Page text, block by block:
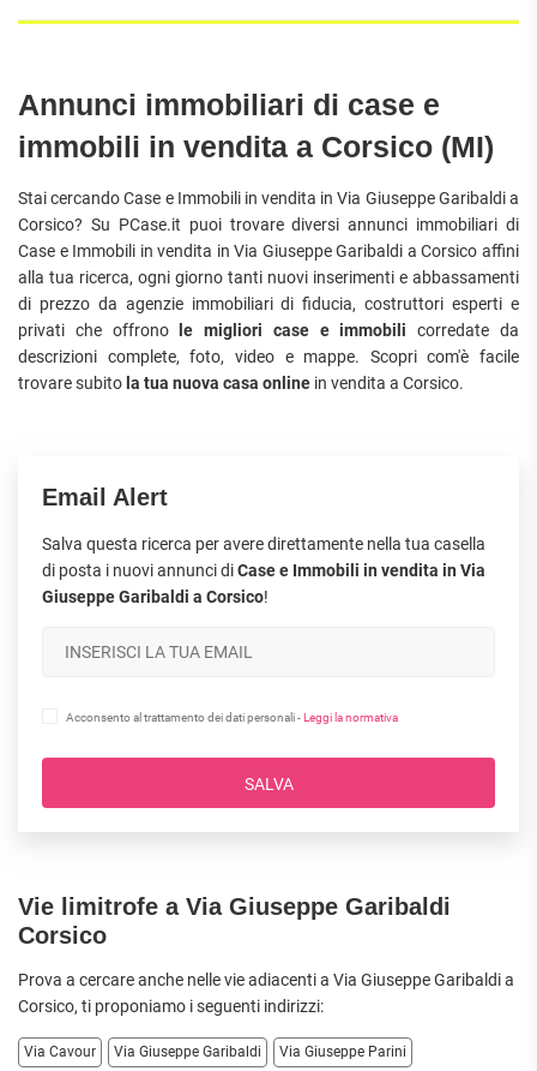
Annunci immobiliari di case e
immobili in vendita a Corsico (MI)
Stai cercando Case e Immobili in vendita in Via Giuseppe Garibaldi a
Corsico? Su PCase.it puoi trovare diversi annunci immobiliari di
Case e Immobili in vendita in Via Giuseppe Garibaldi a Corsico affini
alla tua ricerca, ogni giorno tanti nuovi inserimenti e abbassamenti
di prezzo da agenzie immobiliari di fiducia, costruttori esperti e
privati che offronole migliori case e immobili corredate da
descrizioni complete, foto, video e mappe. Scopri com'è facile
trovare subito la tua nuova casa online in vendita a Corsico.
Email Alert
Salva questa ricerca per avere direttamente nella tua casella
di posta i nuovi annunci diCase e Immobili in vendita in Via
Giuseppe Garibaldi a Corsico!
Acconsento al trattamento dei dati personali -Leggi la normativa
SALVA
Vie limitrofe a Via Giuseppe Garibaldi
Corsico
Prova a cercare anche nelle vie adiacenti a Via Giuseppe Garibaldi a
Corsico, ti proponiamo i seguenti indirizzi:
Via Cavour Via Giuseppe Garibaldi Via Giuseppe Parini